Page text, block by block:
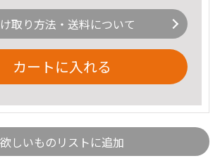
取り方法・送料について
カートに入れる
欲しいものリストに追加